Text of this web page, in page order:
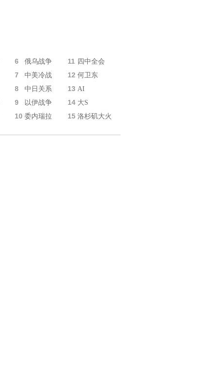
6 俄乌战争 11 四中全会
7 中美冷战 12 何卫东
8 中日关系 13 AI
9 以伊战争 14 大S
10 委内瑞拉 15 洛杉矶大火